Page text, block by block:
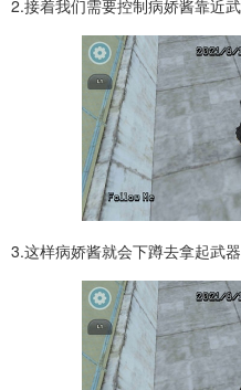
2.接着我们需要控制病娇酱靠近
3.这样病娇酱就会下蹲去拿起武器